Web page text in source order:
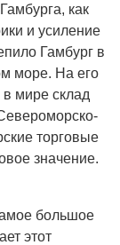
как
и усиление
Гамбург в
море. На его
мире склад
торговые
значение.
большое
этот